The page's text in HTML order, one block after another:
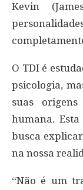
Kevin
O TDI é
psicologia,
suas
humana.
busca
na nossa
“Não é um